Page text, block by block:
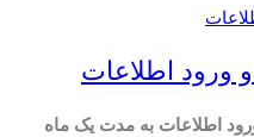
ورود اطلاعات
اطلاعات به مدت یک ماه